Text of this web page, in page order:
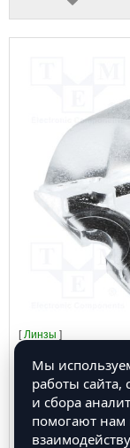
[Линзы ]
плексиглас,
Мы
работы сайта,
и сбора
помогают нам